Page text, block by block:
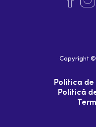
Copyright ©
Politica
Politică